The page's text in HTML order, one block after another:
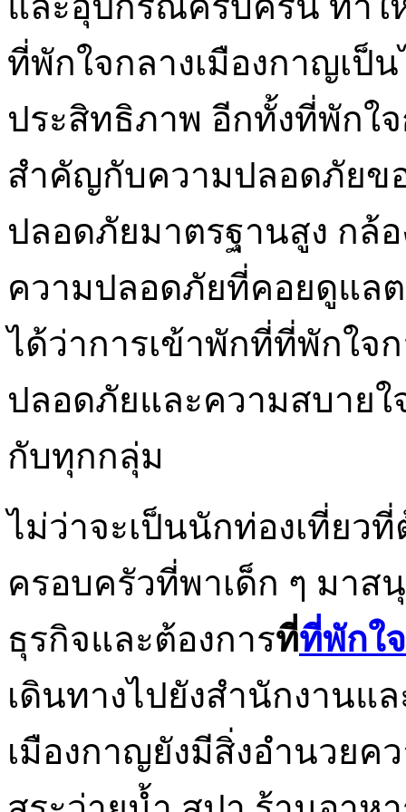
ที่พักใจกลางเมืองกาญเป็
ประสิทธิภาพ อีกทั้งที่พักใ
สำคัญกับความปลอดภัยข
ปลอดภัยมาตรฐานสูง กล้
ความปลอดภัยที่คอยดูแล
ได้ว่าการเข้าพักที่ที่พักใจ
ปลอดภัยและความสบายใ
กับทุกกลุ่ม
ไม่ว่าจะเป็นนักท่องเที่ยว
ครอบครัวที่พาเด็ก ๆ มาส
ธุรกิจและต้องการที่ที่พักใ
เดินทางไปยังสำนักงานแ
เมืองกาญยังมีสิ่งอำนวยค